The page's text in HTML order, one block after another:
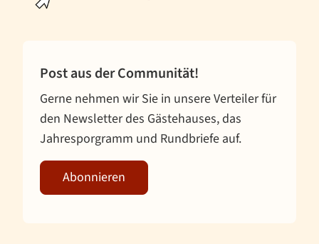
Post aus der Communität!
Gerne nehmen wir Sie in unsere Verteiler für
den Newsletter des Gästehauses, das
Jahresporgramm und Rundbriefe auf.
Abonnieren